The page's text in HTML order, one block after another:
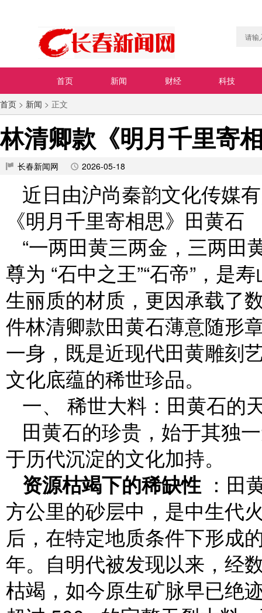
首页 新闻 财经
科技
首页 > 新闻 > 正文
林清卿款《明月千里寄
长春新闻网 2026-05-18
近日由沪尚秦韵文化传媒
《明月千里寄相思》田黄石
“一两田黄三两金，三两田
尊为 “石中之王”“石帝”，是
生丽质的材质，更因承载了
件林清卿款田黄石薄意随形
一身，既是近现代田黄雕刻
文化底蕴的稀世珍品。
一、 稀世大料：田黄石的
田黄石的珍贵，始于其独
于历代沉淀的文化加持。
资源枯竭下的稀缺性：田
方公里的砂层中，是中生代
后，在特定地质条件下形成
年。自明代被发现以来，经
枯竭，如今原生矿脉早已绝